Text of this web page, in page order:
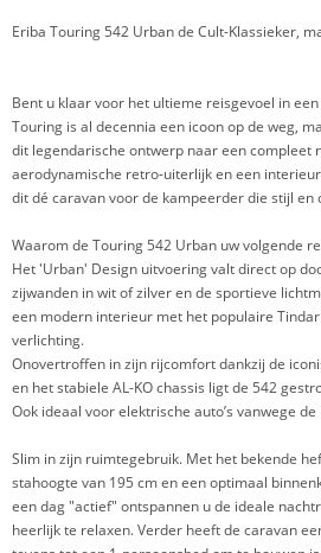
Eriba Touring 542 Urban de Cult-Klassieker,
Bent u klaar voor het ultieme reisgevoel in
Touring is al decennia een icoon op de weg,
dit legendarische ontwerp naar een compleet
aerodynamische retro-uiterlijk en een
dit dé caravan voor de kampeerder die stijl
Waarom de Touring 542 Urban uw volgende
Het 'Urban' Design uitvoering valt direct op
zijwanden in wit of zilver en de sportieve
een modern interieur met het populaire
verlichting.
Onovertroffen in zijn rijcomfort dankzij de
en het stabiele AL-KO chassis ligt de 542
Ook ideaal voor elektrische auto’s vanwege
Slim in zijn ruimtegebruik. Met het bekende
stahoogte van 195 cm en een optimaal
een dag "actief" ontspannen u de ideale
heerlijk te relaxen. Verder heeft de caravan